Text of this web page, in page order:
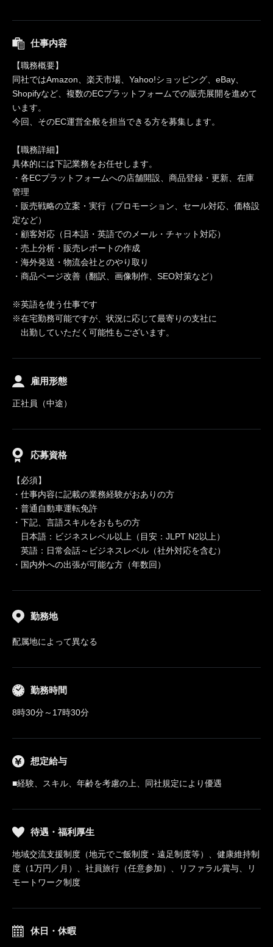
仕事内容
【職務概要】
同社ではAmazon、楽天市場、Yahoo!ショッピング、eBay、
Shopifyなど、複数のECプラットフォームでの販売展開を進めて
います。
今回、そのEC運営全般を担当できる方を募集します。
【職務詳細】
具体的には下記業務をお任せします。
・各ECプラットフォームへの店舗開設、商品登録・更新、在庫
管理
・販売戦略の立案・実行（プロモーション、セール対応、価格設
定など）
・顧客対応（日本語・英語でのメール・チャット対応）
・売上分析・販売レポートの作成
・海外発送・物流会社とのやり取り
・商品ページ改善（翻訳、画像制作、SEO対策など）
※英語を使う仕事です
※在宅勤務可能ですが、状況に応じて最寄りの支社に
出勤していただく可能性もございます。
雇用形態
正社員（中途）
応募資格
【必須】
・仕事内容に記載の業務経験がおありの方
・普通自動車運転免許
・下記、言語スキルをおもちの方
日本語：ビジネスレベル以上（目安：JLPT N2以上）
英語：日常会話～ビジネスレベル（社外対応を含む）
・国内外への出張が可能な方（年数回）
勤務地
配属地によって異なる
勤務時間
8時30分～17時30分
想定給与
■経験、スキル、年齢を考慮の上、同社規定により優遇
待遇・福利厚生
地域交流支援制度（地元でご飯制度・遠足制度等）、健康維持制
度（1万円／月）、社員旅行（任意参加）、リファラル賞与、リ
モートワーク制度
休日・休暇